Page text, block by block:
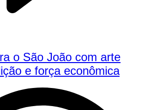
o São João com arte
e força econômica